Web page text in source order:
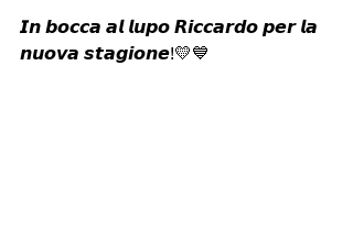
𝙄𝙣 𝙗𝙤𝙘𝙘𝙖 𝙖𝙡 𝙡𝙪𝙥𝙤 𝙍𝙞𝙘𝙘𝙖𝙧𝙙𝙤 𝙥𝙚𝙧 𝙡𝙖
𝙣𝙪𝙤𝙫𝙖 𝙨𝙩𝙖𝙜𝙞𝙤𝙣𝙚!💛💙